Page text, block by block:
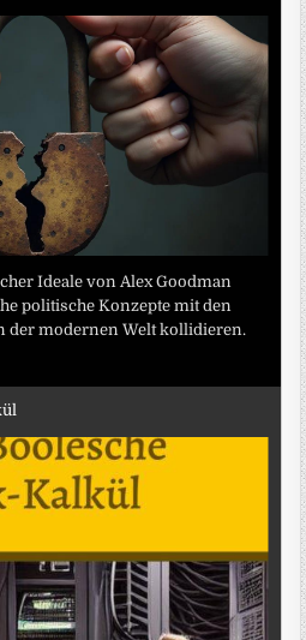
Ideale von Alex Goodman
politische Konzepte mit den
der modernen Welt kollidieren.